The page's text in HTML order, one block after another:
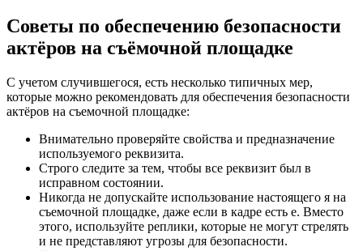
Советы по обеспечению безопасности
актёров на съёмочной площадке
С учетом случившегося, есть несколько типичных мер,
которые можно рекомендовать для обеспечения безопасности
актёров на съемочной площадке:
Внимательно проверяйте свойства и предназначение
используемого реквизита.
Строго следите за тем, чтобы все реквизит был в
исправном состоянии.
Никогда не допускайте использование настоящего я на
съемочной площадке, даже если в кадре есть е. Вместо
этого, используйте реплики, которые не могут стрелять
и не представляют угрозы для безопасности.